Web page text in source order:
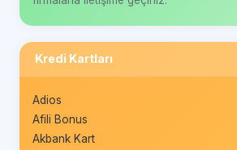
Kredi Kartları
Adios
Afili Bonus
Akbank Kart